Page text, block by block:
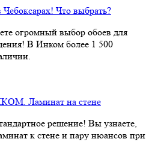
Что выбрать?
огромный выбор обоев для
В Инком более 1 500
Ламинат на стене
решение! Вы узнаете,
к стене и пару нюансов при